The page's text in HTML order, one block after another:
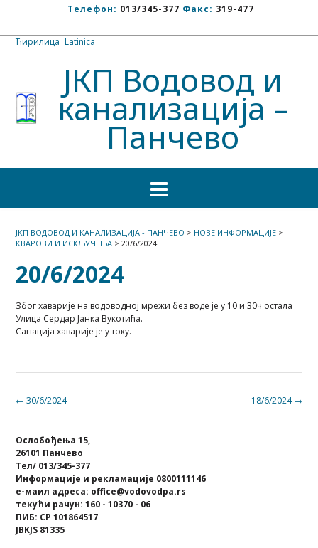
Телефон: 013/345-377 Факс: 319-477
Ћирилица Latinica
ЈКП Водовод и
канализација –
Панчево
ЈКП ВОДОВОД И КАНАЛИЗАЦИЈА - ПАНЧЕВО > НОВЕ ИНФОРМАЦИЈЕ >
КВАРОВИ И ИСКЉУЧЕЊА > 20/6/2024
20/6/2024
Због хаварије на водоводној мрежи без воде је у 10 и 30ч остала
Улица Сердар Јанка Вукотића.
Санација хаварије је у току.
Post 18/6/2024→
← 30/6/2024
Ослобођења 15,
26101 Панчево
Тел/ 013/345-377
Информације и рекламације 0800111146
е-маил адреса: office@vodovodpa.rs
текући рачун: 160 - 10370 - 06
ПИБ: СР 101864517
JBKJS 81335